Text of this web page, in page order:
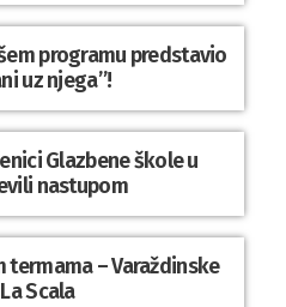
programu predstavio
uz njega”!
Glazbene škole u
nastupom
termama – Varaždinske
Scala